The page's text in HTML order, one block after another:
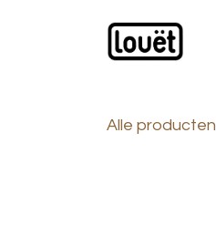
Alle producten